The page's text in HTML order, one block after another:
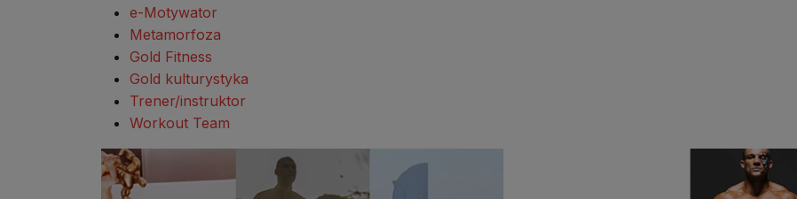
e-Motywator
Metamorfoza
Gold Fitness
Gold kulturystyka
Trener/instruktor
Workout Team